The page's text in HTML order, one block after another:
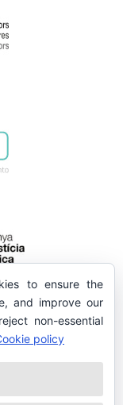
to ensure the
and improve our
non-essential
policy